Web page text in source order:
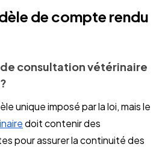
de compte rendu
consultation vétérinaire
unique imposé par la loi, mais le
doit contenir des
pour assurer la continuité des